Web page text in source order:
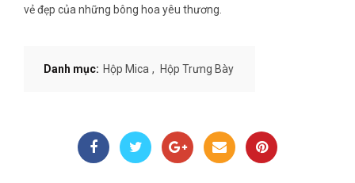
vẻ đẹp của những bông hoa yêu thương.
Danh mục: Hộp Mica , Hộp Trưng Bày